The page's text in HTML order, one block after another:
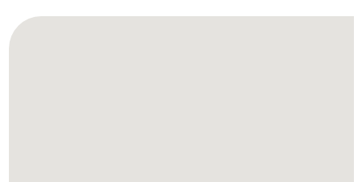
Sécurisée par alarme immergée, deux portillons permettent
également d'en interdire l'accès pour la sécurité des plus jeunes